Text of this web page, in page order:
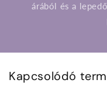
árából és a
Kapcsolódó